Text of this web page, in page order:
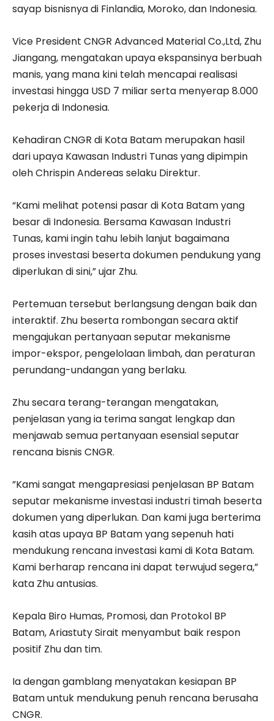
sayap bisnisnya di Finlandia, Moroko, dan Indonesia.
Vice President CNGR Advanced Material Co.,Ltd, Zhu
Jiangang, mengatakan upaya ekspansinya berbuah
manis, yang mana kini telah mencapai realisasi
investasi hingga USD 7 miliar serta menyerap 8.000
pekerja di Indonesia.
Kehadiran CNGR di Kota Batam merupakan hasil
dari upaya Kawasan Industri Tunas yang dipimpin
oleh Chrispin Andereas selaku Direktur.
“Kami melihat potensi pasar di Kota Batam yang
besar di Indonesia. Bersama Kawasan Industri
Tunas, kami ingin tahu lebih lanjut bagaimana
proses investasi beserta dokumen pendukung yang
diperlukan di sini,” ujar Zhu.
Pertemuan tersebut berlangsung dengan baik dan
interaktif. Zhu beserta rombongan secara aktif
mengajukan pertanyaan seputar mekanisme
impor-ekspor, pengelolaan limbah, dan peraturan
perundang-undangan yang berlaku.
Zhu secara terang-terangan mengatakan,
penjelasan yang ia terima sangat lengkap dan
menjawab semua pertanyaan esensial seputar
rencana bisnis CNGR.
”Kami sangat mengapresiasi penjelasan BP Batam
seputar mekanisme investasi industri timah beserta
dokumen yang diperlukan. Dan kami juga berterima
kasih atas upaya BP Batam yang sepenuh hati
mendukung rencana investasi kami di Kota Batam.
Kami berharap rencana ini dapat terwujud segera,”
kata Zhu antusias.
Kepala Biro Humas, Promosi, dan Protokol BP
Batam, Ariastuty Sirait menyambut baik respon
positif Zhu dan tim.
Ia dengan gamblang menyatakan kesiapan BP
Batam untuk mendukung penuh rencana berusaha
CNGR.